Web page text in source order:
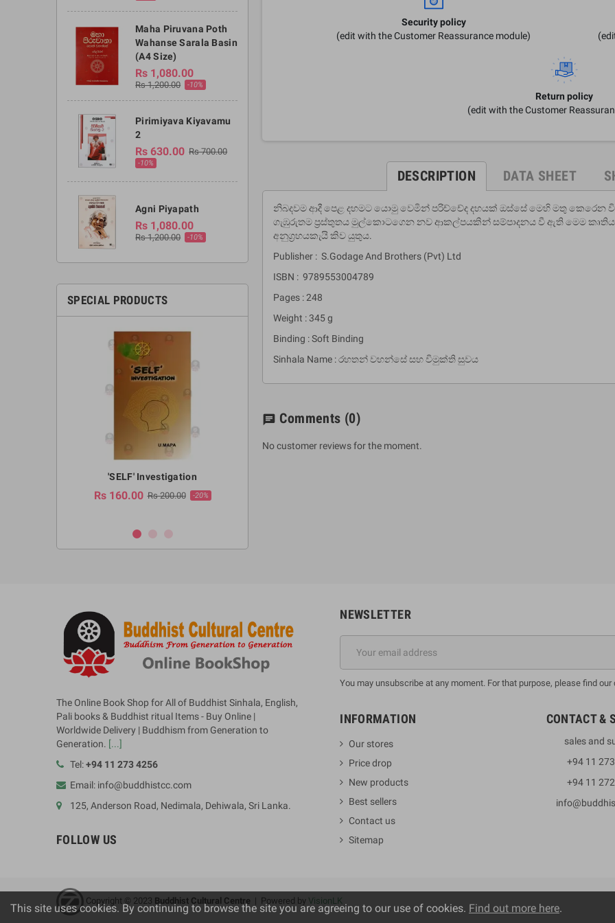
Maha Piruvana Poth
Wahanse Sarala Basin
(A4 Size)
Rs 1,080.00
Rs 1,200.00 -10%
Pirimiyava Kiyavamu
2
Rs 630.00 Rs 700.00
-10%
Agni Piyapath
Rs 1,080.00
Rs 1,200.00 -10%
SPECIAL PRODUCTS
'SELF' Investigation
Rs 160.00 Rs 200.00 -20%
Security policy
(edit with the Customer Reassurance module)
Return policy
(edit with the Customer
DESCRIPTION DATA SHEET
නිබදවම ආදී පෙළ දහමට යොමු වෙමින් පරිච්චේද දහයක් ඔස්සේ මෙහි මතු කෙරෙන
ගැඹුරුතම ප‍්‍රස්තුතය මුල්කොටගෙන නව ආකල්පයකින් සම්පාදනය වී ඇති මෙම කෘතිය
අනුග‍්‍රහයකැයි කිව යුතුය.
Publisher : S.Godage And Brothers (Pvt) Ltd
ISBN : 9789553004789
Pages : 248
Weight : 345 g
Binding : Soft Binding
Sinhala Name : රහතන් වහන්සේ සහ විමුක්ති සුවය
chat Comments (0)
No customer reviews for the moment.
The Online Book Shop for All of Buddhist Sinhala, English,
Pali books & Buddhist ritual Items - Buy Online |
Worldwide Delivery | Buddhism from Generation to
Generation. [...]
Tel:+94 11 273 4256
Email: info@buddhistcc.com
125, Anderson Road, Nedimala, Dehiwala, Sri Lanka.
FOLLOW US
NEWSLETTER
You may unsubscribe at any moment. For that purpose, please find
INFORMATION
Our stores
Price drop
New products
Best sellers
Contact us
Sitemap
CONTACT &
sales and
+94 11
+94 11
Copyright © 2023 Buddhist Cultural Centre | Powered by VisionLK
This site uses cookies. By continuing to browse the site you are agreeing to our use of cookies. Find out more here.